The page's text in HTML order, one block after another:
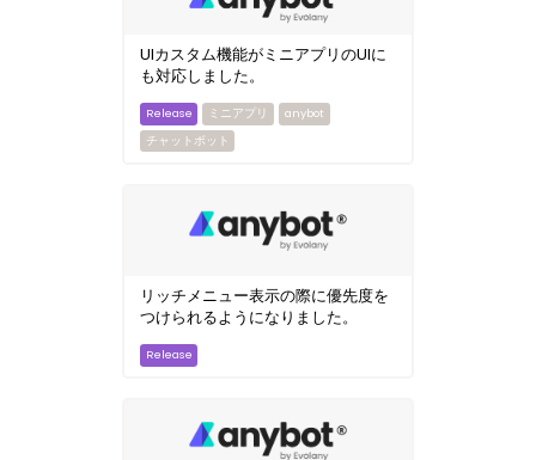
UIカスタム機能がミニアプリのUIに
も対応しました。
ミニアプリ
anybot
チャットボット
リッチメニュー表示の際に優先度を
つけられるようになりました。